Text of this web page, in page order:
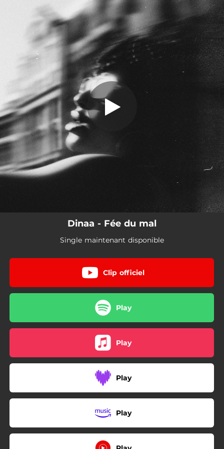
You're all set!
Fée du mal
Fée du mal
Dinaa - Fée du mal
Single maintenant disponible
Clip officiel
Play
Play
Play
Play